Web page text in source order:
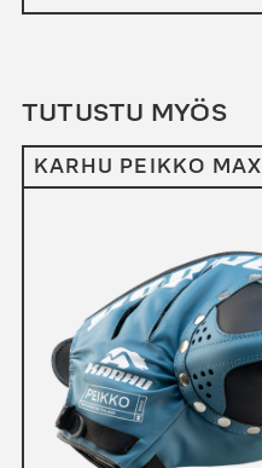
TUTUSTU MYÖS
KARHU PEIKKO MAX